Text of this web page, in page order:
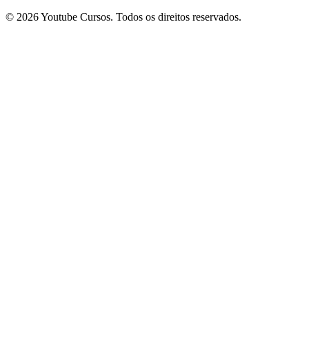
© 2026 Youtube Cursos. Todos os direitos reservados.